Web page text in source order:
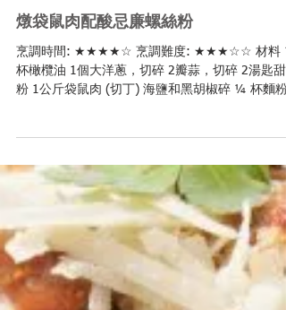
燉袋鼠肉配酸忌廉螺絲粉
烹調時間: ★★★★☆ 烹調難度: ★★★☆☆ 材料​